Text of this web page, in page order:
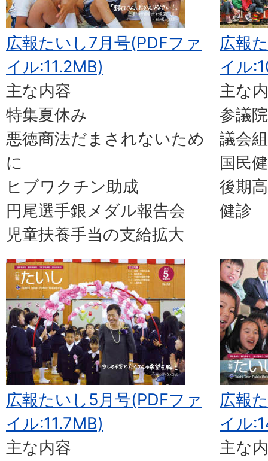
広報たいし7月号(PDFファ
イル:11.2MB)
主な内容
特集夏休み
悪徳商法だまされないため
に
ヒブワクチン助成
円尾選手銀メダル報告会
児童扶養手当の支給拡大
広報
イル
主な
参議
議会
国民
後期
健診
広報たいし5月号(PDFファ
イル:11.7MB)
主な内容
広報
イル
主な